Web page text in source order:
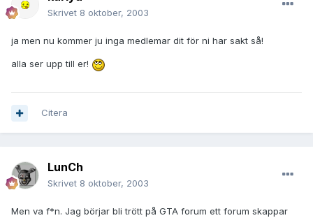
Skrivet 8 oktober, 2003
ja men nu kommer ju inga medlemar dit för ni har sakt så!
alla ser upp till er!
Citera
LunCh
Skrivet 8 oktober, 2003
Men va f*n. Jag börjar bli trött på GTA forum ett forum skappar